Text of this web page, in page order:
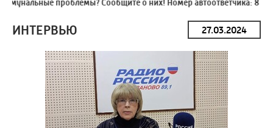
проблемы? Сообщите о них! Номер автоответчика:8
ИНТЕРВЬЮ